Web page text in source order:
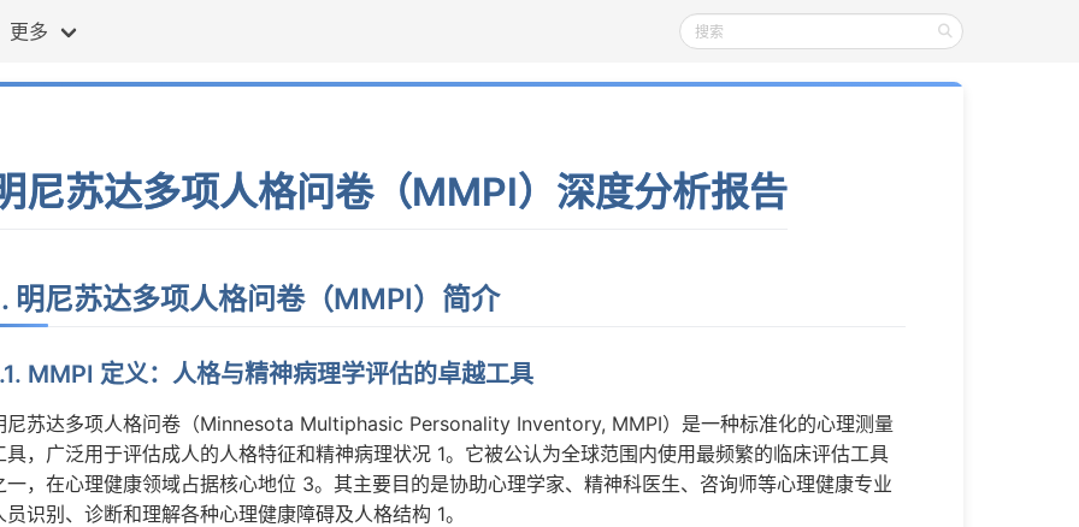
更多
尼苏达多项人格问卷（MMPI）深度分析报告
明尼苏达多项人格问卷（MMPI）简介
MMPI 定义：人格与精神病理学评估的卓越工具
尼苏达多项人格问卷（Minnesota Multiphasic Personality Inventory, MMPI）是一种标准化的心理测量
具，广泛用于评估成人的人格特征和精神病理状况 1。它被公认为全球范围内使用最频繁的临床评估工具
一，在心理健康领域占据核心地位 3。其主要目的是协助心理学家、精神科医生、咨询师等心理健康专业
员识别、诊断和理解各种心理健康障碍及人格结构 1。